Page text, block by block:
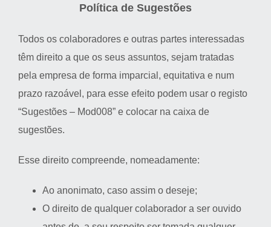
Política de Sugestões
Todos os colaboradores e outras partes interessadas
têm direito a que os seus assuntos, sejam tratadas
pela empresa de forma imparcial, equitativa e num
prazo razoável, para esse efeito podem usar o registo
“Sugestões – Mod008” e colocar na caixa de
sugestões.
Esse direito compreende, nomeadamente:
Ao anonimato, caso assim o deseje;
O direito de qualquer colaborador a ser ouvido